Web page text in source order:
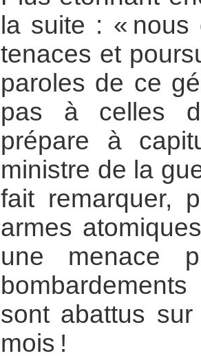
la suite : « nous
tenaces et
paroles de ce
pas à celles
prépare à
ministre de la
fait remarquer,
armes
une menace
sont abattus
mois !